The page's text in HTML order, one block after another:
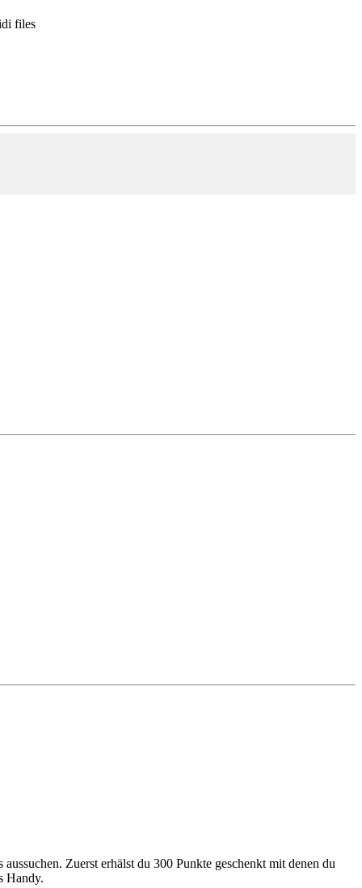
files
Zuerst erhälst du 300 Punkte geschenkt mit denen du
Handy.